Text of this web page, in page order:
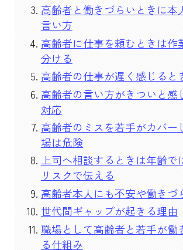
高齢者と働きづらいときに本
言い方
高齢者に仕事を頼むときは作
分ける
高齢者の仕事が遅く感じると
高齢者の言い方がきついと感
対応
高齢者のミスを若手がカバー
場は危険
上司へ相談するときは年齢で
リスクで伝える
高齢者本人にも不安や働きづ
世代間ギャップが起きる理由
職場として高齢者と若手が働
る仕組み